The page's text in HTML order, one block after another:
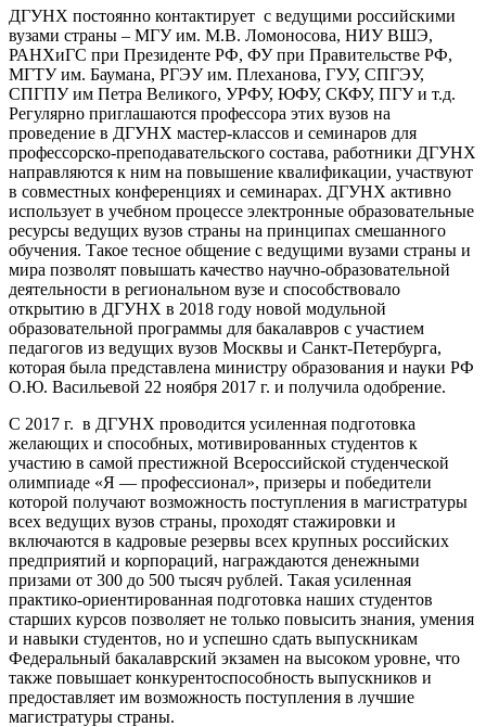
ДГУНХ постоянно контактирует с ведущими российскими
вузами страны – МГУ им. М.В. Ломоносова, НИУ ВШЭ,
РАНХиГС при Президенте РФ, ФУ при Правительстве РФ,
МГТУ им. Баумана, РГЭУ им. Плеханова, ГУУ, СПГЭУ,
СПГПУ им Петра Великого, УРФУ, ЮФУ, СКФУ, ПГУ и т.д.
Регулярно приглашаются профессора этих вузов на
проведение в ДГУНХ мастер-классов и семинаров для
профессорско-преподавательского состава, работники ДГУНХ
направляются к ним на повышение квалификации, участвуют
в совместных конференциях и семинарах. ДГУНХ активно
использует в учебном процессе электронные образовательные
ресурсы ведущих вузов страны на принципах смешанного
обучения. Такое тесное общение с ведущими вузами страны и
мира позволят повышать качество научно-образовательной
деятельности в региональном вузе и способствовало
открытию в ДГУНХ в 2018 году новой модульной
образовательной программы для бакалавров с участием
педагогов из ведущих вузов Москвы и Санкт-Петербурга,
которая была представлена министру образования и науки РФ
О.Ю. Васильевой 22 ноября 2017 г. и получила одобрение.
С 2017 г. в ДГУНХ проводится усиленная подготовка
желающих и способных, мотивированных студентов к
участию в самой престижной Всероссийской студенческой
олимпиаде «Я — профессионал», призеры и победители
которой получают возможность поступления в магистратуры
всех ведущих вузов страны, проходят стажировки и
включаются в кадровые резервы всех крупных российских
предприятий и корпораций, награждаются денежными
призами от 300 до 500 тысяч рублей. Такая усиленная
практико-ориентированная подготовка наших студентов
старших курсов позволяет не только повысить знания, умения
и навыки студентов, но и успешно сдать выпускникам
Федеральный бакалаврский экзамен на высоком уровне, что
также повышает конкурентоспособность выпускников и
предоставляет им возможность поступления в лучшие
магистратуры страны.